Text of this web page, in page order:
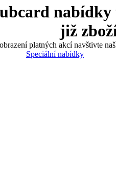
již
platných akcí navštivte
Speciální nabídky